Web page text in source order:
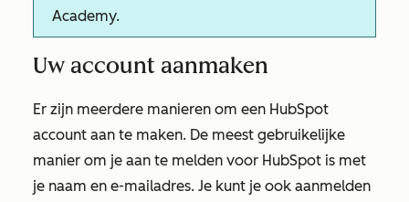
Academy.
Uw account aanmaken
Er zijn meerdere manieren om een HubSpot
account aan te maken. De meest gebruikelijke
manier om je aan te melden voor HubSpot is met
je naam en e-mailadres. Je kunt je ook aanmelden